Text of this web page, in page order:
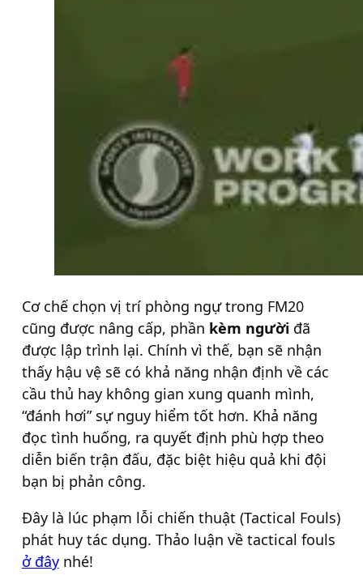
Cơ chế chọn vị trí phòng ngự trong FM20
cũng được nâng cấp, phần kèm ngườiđã
được lập trình lại. Chính vì thế, bạn sẽ nhận
thấy hậu vệ sẽ có khả năng nhận định về các
cầu thủ hay không gian xung quanh mình,
“đánh hơi” sự nguy hiểm tốt hơn. Khả năng
đọc tình huống, ra quyết định phù hợp theo
diễn biến trận đấu, đặc biệt hiệu quả khi đội
bạn bị phản công.
Đây là lúc phạm lỗi chiến thuật (Tactical Fouls)
phát huy tác dụng. Thảo luận về tactical fouls
ở đâynhé!